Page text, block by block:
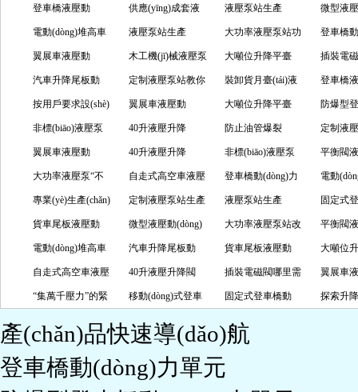
作
護(hù)與保養(yǎng) 的動(dòng)力單元 (shè)計(jì)
單元真誠的心，換
您的信賴
用型汽車尾板動
(dòng)力單元功能
(dòng)力單元介紹 (dòng)
(diǎn)
登車橋液壓動
(dòng)力單元的分
類
供應(yīng)成套液
壓系統(tǒng)測試
方法
液壓泵站生產
(chǎn)廠家教您怎
樣延長其壽命
微型液
力單元
電動(dòng)堆高車
動(dòng)力單元故
障處理方法
液壓泵站生產
(chǎn)廠家產(chǎn)
品特點(diǎn)
大功率液壓泵站功
能決定作用
登車橋
單元新技
新工藝
翼展車液壓動
(dòng)力單元大鵬
展翅，翱翔天空
木工機(jī)械液壓泵
站保養(yǎng)要點
(diǎn)
大噸位升降平臺
(tái)液壓泵站廣泛
使用的運(yùn)輸工
具
插裝電
多長
汽車升降尾板動
(dòng)力單元應
(yīng)用領(lǐng)域
定制液壓泵站教你
如何延長使用壽命
裝卸貨月臺(tái)液
壓動(dòng)力單元
的功能有哪些？
登車橋
(dòng)
類
按用戶要求設(shè)
計(jì)液壓閥組“貼
近生活 服務(wù)大
眾”
翼展車液壓動
(dòng)力單元“天道
酬勤 盡顯所能”
大噸位升降平臺
(tái)液壓泵站“品質
(zhì) 美好”
防爆型
(dòng)
(zhì) 不
美”
非標(biāo)液壓泵
站“精心設(shè)計
(jì) 演繹傳奇未來”
40升液壓升降
閥“因?yàn)橛眯?所
以放心”
防止油管爆裂
閥“科技創(chuàng)
想 生活暢享”
定制液
活 精彩
翼展車液壓動
(dòng)力單元設
(shè)備“設(shè)計
(jì) 專注魅力”
40升液壓升降
閥“品質(zhì) 塑造
美好”
非標(biāo)液壓泵
站“品質(zhì) 塑造
經(jīng)典”
平衡閥
奇設
詩未來”
大功率液壓泵“不
錯(cuò)品質(zhì) 塑
造美好”
自走式高空車液壓
閥組“合理設(shè)
計(jì) 結(jié)構(gòu)
緊湊”
登車橋動(dòng)力
單元“實(shí)現
(xiàn)永動(dòng)未
來不是夢”
電動
動
(shè)備
(zhì)高超
專業(yè)生產(chǎn)
登車橋動(dòng)力
單元我們是專業
(yè)的
定制液壓泵站生產
(chǎn)
液壓泵站生產
(chǎn)廠家實(shí)力
說話
固定式
(dòng)
(dòng)不
貨車尾板液壓動
(dòng)力單元選擇
多多
微型液壓動(dòng)
力單元以壓驅(qū)
動(dòng)
大功率液壓泵站改
變效率
平衡閥
控制
電動(dòng)堆高車
動(dòng)力單元效
率，
汽車升降尾板動
(dòng)力單元尾板
不“尾隨”
貨車尾板液壓動
(dòng)力單元的廣
泛實(shí)際應(yīng)
大噸位
(tái)液壓
自走式高空車液壓
閥組專一
40升液壓升降閥
讓“輕松”普及
插裝電磁閥哪里需
要哪里插
翼展車
(dòng)力
“集萬千壓力”的緊
站
移動(dòng)式登車
橋動(dòng)力單元
哪家好？深圳找三
好
固定式登車橋動
(dòng)力單元可靠
長壽命
探索升
產(chǎn)品快速導(dǎo)航
登車橋動(dòng)力單元
防爆型登車橋動(dòng)力單元